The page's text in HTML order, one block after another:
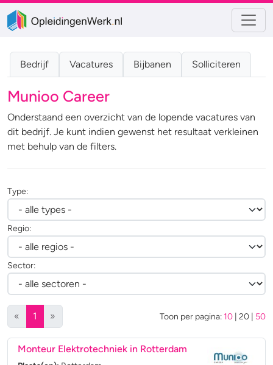
Bedrijf Vacatures Bijbanen Solliciteren
Munioo Career
Onderstaand een overzicht van de lopende vacatures van
dit bedrijf. Je kunt indien gewenst het resultaat verkleinen
met behulp van de filters.
Type:
Regio:
Sector:
« 1 (huidige)
» Toon per pagina: 10 20 50
Monteur Elektrotechniek in Rotterdam